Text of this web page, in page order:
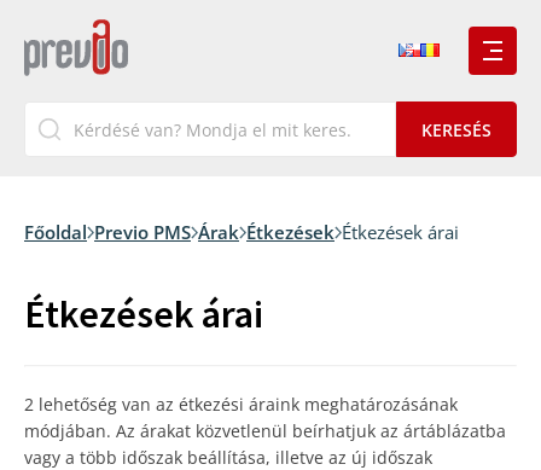
Főoldal Previo PMS Árak Étkezések Étkezések árai
Étkezések árai
2 lehetőség van az étkezési áraink meghatározásának
módjában. Az árakat közvetlenül beírhatjuk az ártáblázatba
vagy a több időszak beállítása, illetve az új időszak